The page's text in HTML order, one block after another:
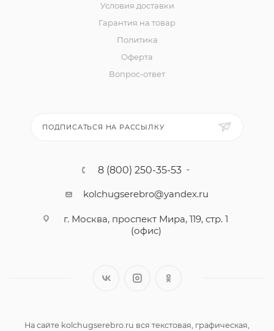
Условия доставки
Гарантия на товар
Политика
Оферта
Вопрос-ответ
ПОДПИСАТЬСЯ НА РАССЫЛКУ
8 (800) 250-35-53
kolchugserebro@yandex.ru
г. Москва, проспект Мира, 119, стр. 1
(офис)
На сайте kolchugserebro.ru вся текстовая, графическая,